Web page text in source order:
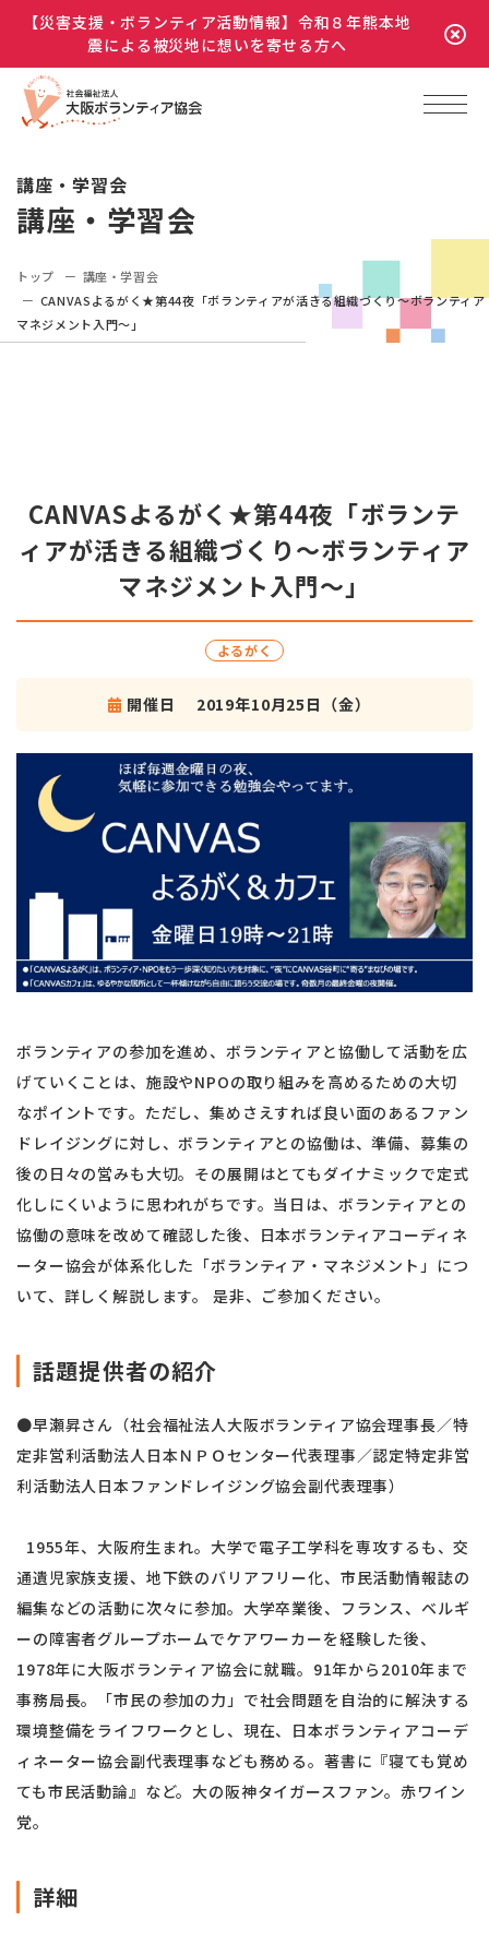
【災害支援・ボランティア活動情報】令和８年熊本地
震による被災地に想いを寄せる方へ
講座・学習会
講座・学習会
トップ
講座・学習会
CANVASよるがく★第44夜「ボランティアが活きる組織づくり～ボランティア
マネジメント入門～」
CANVASよるがく★第44夜「ボランテ
ィアが活きる組織づくり～ボランティア
マネジメント入門～」
よるがく
開催日 2019年10月25日（金）
ボランティアの参加を進め、ボランティアと協働して活動を広
げていくことは、施設やNPOの取り組みを高めるための大切
なポイントです。ただし、集めさえすれば良い面のあるファン
ドレイジングに対し、ボランティアとの協働は、準備、募集の
後の日々の営みも大切。その展開はとてもダイナミックで定式
化しにくいように思われがちです。当日は、ボランティアとの
協働の意味を改めて確認した後、日本ボランティアコーディネ
ーター協会が体系化した「ボランティア・マネジメント」につ
いて、詳しく解説します。 是非、ご参加ください。
話題提供者の紹介
●早瀬昇さん（社会福祉法人大阪ボランティア協会理事長／特
定非営利活動法人日本ＮＰＯセンター代表理事／認定特定非営
利活動法人日本ファンドレイジング協会副代表理事）
1955年、大阪府生まれ。大学で電子工学科を専攻するも、交
通遺児家族支援、地下鉄のバリアフリー化、市民活動情報誌の
編集などの活動に次々に参加。大学卒業後、フランス、ベルギ
ーの障害者グループホームでケアワーカーを経験した後、
1978年に大阪ボランティア協会に就職。91年から2010年まで
事務局長。「市民の参加の力」で社会問題を自治的に解決する
環境整備をライフワークとし、現在、日本ボランティアコーデ
ィネーター協会副代表理事なども務める。著書に『寝ても覚め
ても市民活動論』など。大の阪神タイガースファン。赤ワイン
党。
詳細